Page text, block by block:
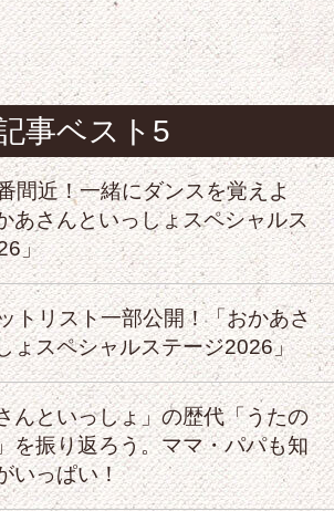
事ベスト5
間近！一緒にダンスを覚えよ
あさんといっしょスペシャルス
」
トリスト一部公開！「おかあさ
ょスペシャルステージ2026」
んといっしょ」の歴代「うたの
を振り返ろう。ママ・パパも知
いっぱい！